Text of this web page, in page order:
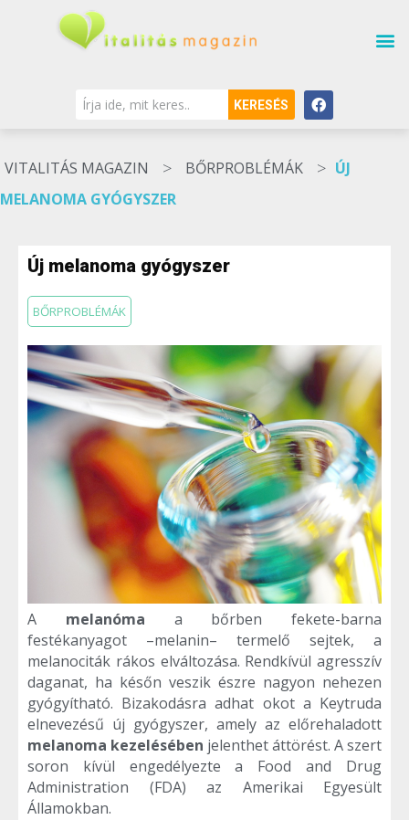
KERESÉS
VITALITÁS MAGAZIN > BŐRPROBLÉMÁK > ÚJ
MELANOMA GYÓGYSZER
Új melanoma gyógyszer
BŐRPROBLÉMÁK
A melanóma a bőrben fekete-barna
festékanyagot –melanin– termelő sejtek, a
melanociták rákos elváltozása. Rendkívül agresszív
daganat, ha későn veszik észre nagyon nehezen
gyógyítható. Bizakodásra adhat okot a Keytruda
elnevezésű új gyógyszer, amely az előrehaladott
melanoma kezelésében jelenthet áttörést. A szert
soron kívül engedélyezte a Food and Drug
Administration (FDA) az Amerikai Egyesült
Államokban.